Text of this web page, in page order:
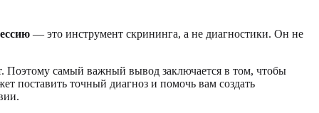
— это инструмент скрининга, а не диагностики. Он не
Поэтому самый важный вывод заключается в том, чтобы
поставить точный диагноз и помочь вам создать